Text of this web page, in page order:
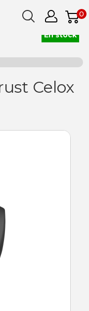
0
Celox
En stock